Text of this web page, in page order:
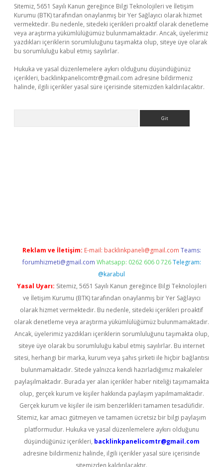
Sitemiz, 5651 Sayılı Kanun gereğince Bilgi Teknolojileri ve İletişim
Kurumu (BTK) tarafından onaylanmış bir Yer Sağlayıcı olarak hizmet
vermektedir. Bu nedenle, sitedeki içerikleri proaktif olarak denetleme
veya araştırma yükümlülüğümüz bulunmamaktadır. Ancak, üyelerimiz
yazdıkları içeriklerin sorumluluğunu taşımakta olup, siteye üye olarak
bu sorumluluğu kabul etmiş sayılırlar.
Hukuka ve yasal düzenlemelere aykırı olduğunu düşündüğünüz
içerikleri, backlinkpanelicomtr@gmail.com adresine bildirmeniz
halinde, ilgili içerikler yasal süre içerisinde sitemizden kaldırılacaktır.
Reklam ve İletişim: E-mail: backlinkpaneli@gmail.com Teams:
forumhizmeti@gmail.com Whatsapp: 0262 606 0 726 Telegram:
@karabul
Yasal Uyarı: Sitemiz, 5651 Sayılı Kanun gereğince Bilgi Teknolojileri
ve İletişim Kurumu (BTK) tarafından onaylanmış bir Yer Sağlayıcı
olarak hizmet vermektedir. Bu nedenle, sitedeki içerikleri proaktif
olarak denetleme veya araştırma yükümlülüğümüz bulunmamaktadır.
Ancak, üyelerimiz yazdıkları içeriklerin sorumluluğunu taşımakta olup,
siteye üye olarak bu sorumluluğu kabul etmiş sayılırlar. Bu internet
sitesi, herhangi bir marka, kurum veya şahıs şirketi ile hiçbir bağlantısı
bulunmamaktadır. Sitede yalnızca kendi hazırladığımız makaleler
paylaşılmaktadır. Burada yer alan içerikler haber niteliği taşımamakta
olup, gerçek kurum ve kişiler hakkında paylaşım yapılmamaktadır.
Gerçek kurum ve kişiler ile isim benzerlikleri tamamen tesadüfidir.
Sitemiz, kar amacı gütmeyen ve tamamen ücretsiz bir bilgi paylaşım
platformudur. Hukuka ve yasal düzenlemelere aykırı olduğunu
düşündüğünüz içerikleri, backlinkpanelicomtr@gmail.com
adresine bildirmeniz halinde, ilgili içerikler yasal süre içerisinde
sitemizden kaldırılacaktır.